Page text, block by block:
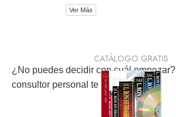
Ver Más
¿No puedes decidir con cuál empezar?
consultor personal te ayudará.
CATÁLOGO GRATIS